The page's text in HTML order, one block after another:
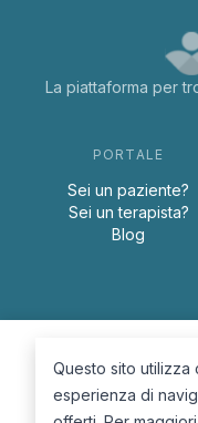
La piattaforma per
PORTALE
Sei un paziente?
Sei un terapista?
Blog
Questo sito utilizza
esperienza di